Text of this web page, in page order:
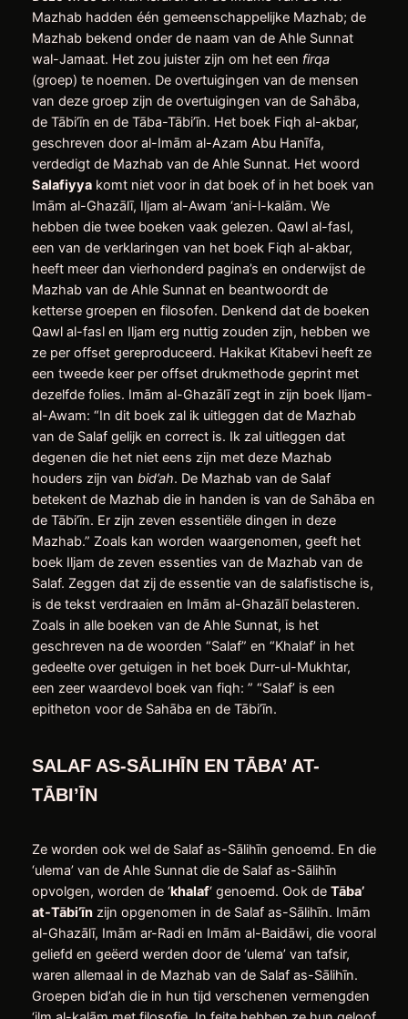
Mazhab hadden één gemeenschappelijke Mazhab; de
Mazhab bekend onder de naam van de Ahle Sunnat
wal-Jamaat. Het zou juister zijn om het een firqa
(groep) te noemen. De overtuigingen van de mensen
van deze groep zijn de overtuigingen van de Sahāba,
de Tābi’īn en de Tāba-Tābi’īn. Het boek Fiqh al-akbar,
geschreven door al-Imām al-Azam Abu Hanīfa,
verdedigt de Mazhab van de Ahle Sunnat. Het woord
Salafiyyakomt niet voor in dat boek of in het boek van
Imām al-Ghazālī, Iljam al-Awam ‘ani-l-kalām. We
hebben die twee boeken vaak gelezen. Qawl al-fasl,
een van de verklaringen van het boek Fiqh al-akbar,
heeft meer dan vierhonderd pagina’s en onderwijst de
Mazhab van de Ahle Sunnat en beantwoordt de
ketterse groepen en filosofen. Denkend dat de boeken
Qawl al-fasl en Iljam erg nuttig zouden zijn, hebben we
ze per offset gereproduceerd. Hakikat Kitabevi heeft ze
een tweede keer per offset drukmethode geprint met
dezelfde folies. Imām al-Ghazālī zegt in zijn boek Iljam-
al-Awam: “In dit boek zal ik uitleggen dat de Mazhab
van de Salaf gelijk en correct is. Ik zal uitleggen dat
degenen die het niet eens zijn met deze Mazhab
houders zijn van bid’ah. De Mazhab van de Salaf
betekent de Mazhab die in handen is van de Sahāba en
de Tābi’īn. Er zijn zeven essentiële dingen in deze
Mazhab.” Zoals kan worden waargenomen, geeft het
boek Iljam de zeven essenties van de Mazhab van de
Salaf. Zeggen dat zij de essentie van de salafistische is,
is de tekst verdraaien en Imām al-Ghazālī belasteren.
Zoals in alle boeken van de Ahle Sunnat, is het
geschreven na de woorden “Salaf” en “Khalaf’ in het
gedeelte over getuigen in het boek Durr-ul-Mukhtar,
een zeer waardevol boek van fiqh: ” “Salaf’ is een
epitheton voor de Sahāba en de Tābi’īn.
SALAF AS-SĀLIHĪN EN TĀBA’ AT-
TĀBI’ĪN
Ze worden ook wel de Salaf as-Sālihīn genoemd. En die
‘ulema’ van de Ahle Sunnat die de Salaf as-Sālihīn
opvolgen, worden de ‘khalaf‘ genoemd. Ook de Tāba’
at-Tābi’īnzijn opgenomen in de Salaf as-Sālihīn. Imām
al-Ghazālī, Imām ar-Radi en Imām al-Baidāwi, die vooral
geliefd en geëerd werden door de ‘ulema’ van tafsir,
waren allemaal in de Mazhab van de Salaf as-Sālihīn.
Groepen bid’ah die in hun tijd verschenen vermengden